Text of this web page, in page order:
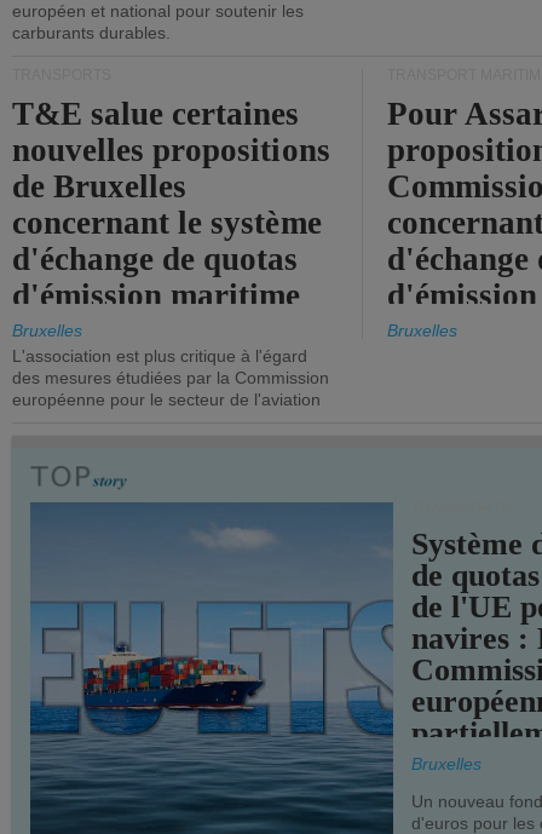
européen et national pour soutenir les
carburants durables.
T&E salue certaines
nouvelles propositions
de Bruxelles
concernant le système
d'échange de quotas
d'émission maritime
de l'UE.
Bruxelles
L'association est plus critique à l'égard
des mesures étudiées par la Commission
européenne pour le secteur de l'aviation
Pour
d'échange
timide,
Bruxelles
Système
de
de l'UE
navires :
Bruxelles
Un nouveau
d'euros pour les